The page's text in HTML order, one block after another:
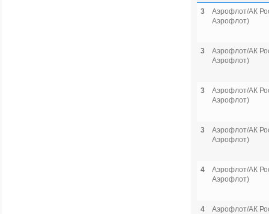
3
Аэрофлот/АК
Аэрофлот)
3
Аэрофлот/АК
Аэрофлот)
3
Аэрофлот/АК
Аэрофлот)
3
Аэрофлот/АК
Аэрофлот)
4
Аэрофлот/АК
Аэрофлот)
4
Аэрофлот/АК